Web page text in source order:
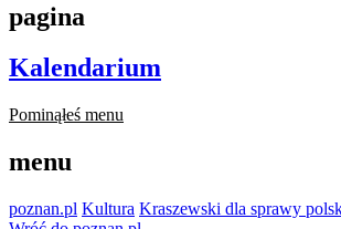
pagina
Kalendarium
Pominąłeś menu
menu
poznan.pl Kultura Kraszewski dla sprawy